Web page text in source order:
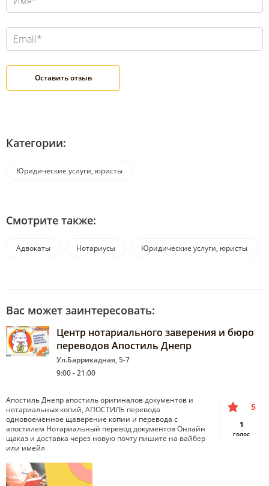
Категории:
Юридические услуги, юристы
Смотрите также:
Адвокаты Нотариусы Юридические услуги, юристы
Вас может заинтересовать:
Центр нотариального заверения и бюро
переводов Апостиль Днепр
Ул.Баррикадная, 5-7
9:00 - 21:00
Апостиль Днепр апостиль оригиналов документов и
нотариальных копий, АПОСТИЛЬ перевода
одновоеменное щаверение копии и перевода с
апостилем Нотариальный перевод документов Онлайн
щаказ и доставка через новую почту пишите на вайбер
или имейл
5
1
голос